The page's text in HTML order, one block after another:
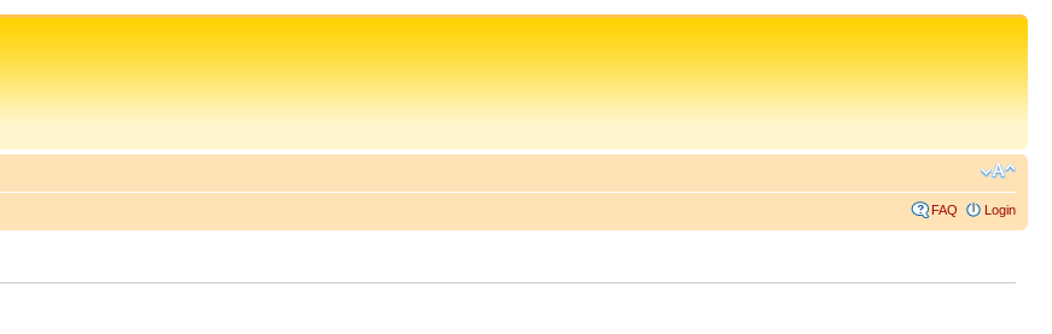
FAQ Login